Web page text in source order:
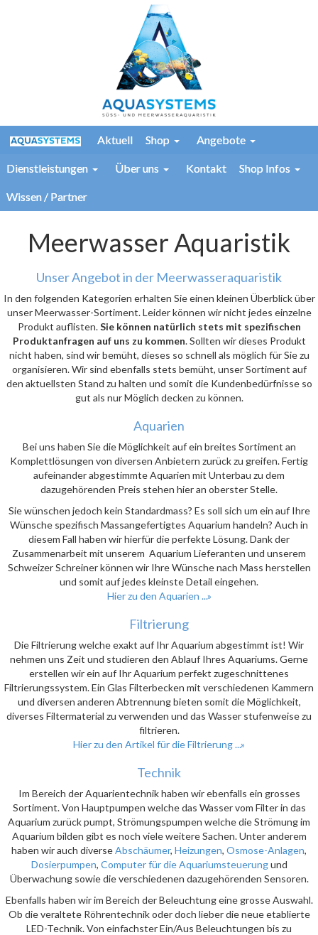
Aktuell Shop Angebote
Dienstleistungen Über uns Kontakt Shop Infos
Wissen / Partner
Meerwasser Aquaristik
Unser Angebot in der Meerwasseraquaristik
In den folgenden Kategorien erhalten Sie einen kleinen Überblick über
unser Meerwasser-Sortiment. Leider können wir nicht jedes einzelne
Produkt auflisten.Sie können natürlich stets mit spezifischen
Produktanfragen auf uns zu kommen. Sollten wir dieses Produkt
nicht haben, sind wir bemüht, dieses so schnell als möglich für Sie zu
organisieren. Wir sind ebenfalls stets bemüht, unser Sortiment auf
den aktuellsten Stand zu halten und somit die Kundenbedürfnisse so
gut als nur Möglich decken zu können.
Aquarien
Bei uns haben Sie die Möglichkeit auf ein breites Sortiment an
Komplettlösungen von diversen Anbietern zurück zu greifen. Fertig
aufeinander abgestimmte Aquarien mit Unterbau zu dem
dazugehörenden Preis stehen hier an oberster Stelle.
Sie wünschen jedoch kein Standardmass? Es soll sich um ein auf Ihre
Wünsche spezifisch Massangefertigtes Aquarium handeln? Auch in
diesem Fall haben wir hierfür die perfekte Lösung. Dank der
Zusammenarbeit mit unserem Aquarium Lieferanten und unserem
Schweizer Schreiner können wir Ihre Wünsche nach Mass herstellen
und somit auf jedes kleinste Detail eingehen.
Hier zu den Aquarien ...»
Filtrierung
Die Filtrierung welche exakt auf Ihr Aquarium abgestimmt ist! Wir
nehmen uns Zeit und studieren den Ablauf Ihres Aquariums. Gerne
erstellen wir ein auf Ihr Aquarium perfekt zugeschnittenes
Filtrierungssystem. Ein Glas Filterbecken mit verschiedenen Kammern
und diversen anderen Abtrennung bieten somit die Möglichkeit,
diverses Filtermaterial zu verwenden und das Wasser stufenweise zu
filtrieren.
Hier zu den Artikel für die Filtrierung ...»
Technik
Im Bereich der Aquarientechnik haben wir ebenfalls ein grosses
Sortiment. Von Hauptpumpen welche das Wasser vom Filter in das
Aquarium zurück pumpt, Strömungspumpen welche die Strömung im
Aquarium bilden gibt es noch viele weitere Sachen. Unter anderem
haben wir auch diverseAbschäumer, Heizungen, Osmose-Anlagen,
Dosierpumpen, Computer für die Aquariumsteuerungund
Überwachung sowie die verschiedenen dazugehörenden Sensoren.
Ebenfalls haben wir im Bereich der Beleuchtung eine grosse Auswahl.
Ob die veraltete Röhrentechnik oder doch lieber die neue etablierte
LED-Technik. Von einfachster Ein/Aus Beleuchtungen bis zu